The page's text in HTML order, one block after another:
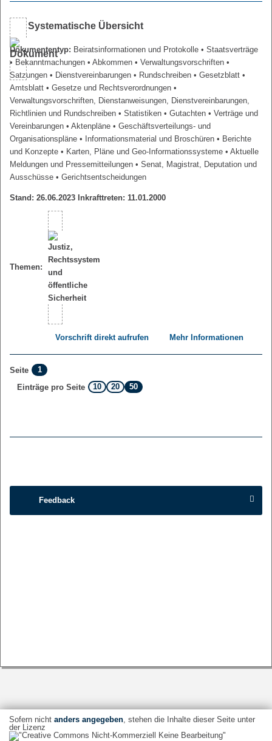
Systematische Übersicht
Dokumententyp: Beiratsinformationen und Protokolle • Staatsverträge
• Bekanntmachungen • Abkommen • Verwaltungsvorschriften •
Satzungen • Dienstvereinbarungen • Rundschreiben • Gesetzblatt •
Amtsblatt • Gesetze und Rechtsverordnungen •
Verwaltungsvorschriften, Dienstanweisungen, Dienstvereinbarungen,
Richtlinien und Rundschreiben • Statistiken • Gutachten • Verträge und
Vereinbarungen • Aktenpläne • Geschäftsverteilungs- und
Organisationspläne • Informationsmaterial und Broschüren • Berichte
und Konzepte • Karten, Pläne und Geo-Informationssysteme • Aktuelle
Meldungen und Pressemitteilungen • Senat, Magistrat, Deputation und
Ausschüsse • Gerichtsentscheidungen
Stand: 26.06.2023 Inkrafttreten: 11.01.2000
Themen:
Vorschrift direkt aufrufen Mehr Informationen
Seite
1
Einträge pro Seite
10 20 50
Feedback
Sofern nicht anders angegeben, stehen die Inhalte dieser Seite unter
der Lizenz